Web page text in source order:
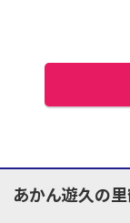
あかん遊久の